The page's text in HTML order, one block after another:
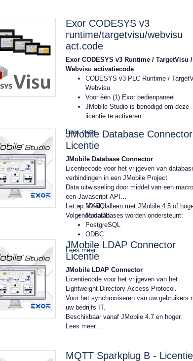
Exor CODESYS v3
runtime/targetvisu/webvisu
act.code
Exor CODESYS v3 Runtime / TargetVisu /
Webvisu activatiecode
CODESYS v3 PLC Runtime /
Webvisu
Voor één (1) Exor bedienpaneel
JMobile Studio is benodigd om deze
licentie te activeren
Lees meer...
JMobile Database Connector
Licentie
JMobile Database Connector
Licentiecode voor het vrijgeven van
verbindingen in een JMobile Project
Data uitwisseling door middel van een
een Javascript API
Let op: Werkt alleen met JMobile 4.5 of
Volgende databases worden ondersteunt:
MYSQL
MariaDB
PostgreSQL
ODBC
Lees meer...
JMobile LDAP Connector
Licentie
JMobile LDAP Connector
Licentiecode voor het vrijgeven van het
Lightweight Directory Access Protocol.
Voor het synchroniseren van uw gebruikers
uw bedrijfs IT.
Beschikbaar vanaf JMobile 4.7 en hoger.
Lees meer...
MQTT Sparkplug B - Licentie